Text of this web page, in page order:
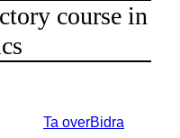
course in
Ta overBidra